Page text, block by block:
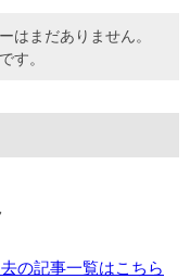
はまだありません。
す。
の記事一覧はこちら